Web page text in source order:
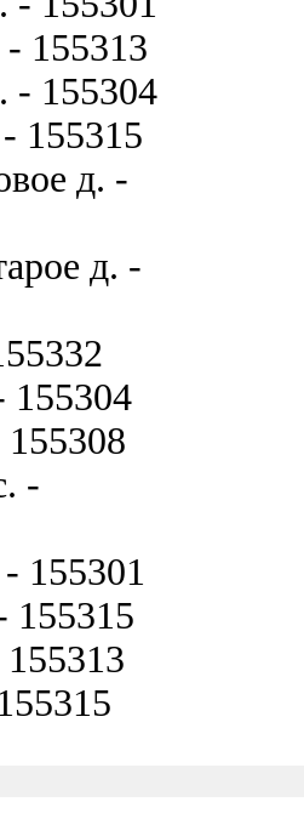
155313
- 155304
155315
д. -
д. -
155304
155308
-
155301
155315